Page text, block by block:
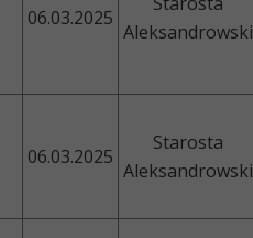
06.03.2025
Aleksandrowski
06.03.2025
Starosta
Aleksandrowski